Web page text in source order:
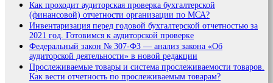
Как проходит аудиторская проверка бухгалтерской
(финансовой) отчетности организации по МСА?
Инвентаризация перед годовой бухгалтерской отчетностью за
2021 год. Готовимся к аудиторской проверке
Федеральный закон № 307-ФЗ — анализ закона «Об
аудиторской деятельности» в новой редакции
Прослеживаемые товары и система прослеживаемости товаров.
Как вести отчетность по прослеживаемым товарам?